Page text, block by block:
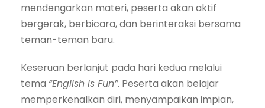
mendengarkan materi, peserta akan aktif
bergerak, berbicara, dan berinteraksi bersama
teman-teman baru.
Keseruan berlanjut pada hari kedua melalui
tema “English is Fun”. Peserta akan belajar
memperkenalkan diri, menyampaikan impian,